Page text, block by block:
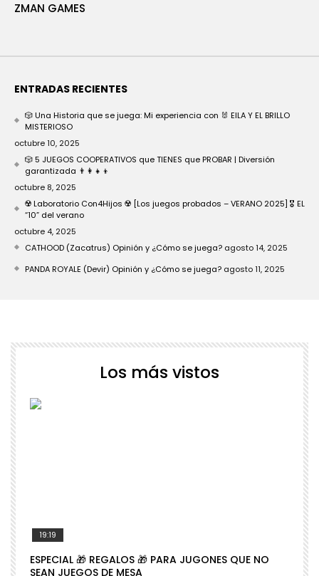
ZMAN GAMES
ENTRADAS RECIENTES
🎲 Una Historia que se juega: Mi experiencia con 🐰 EILA Y EL BRILLO
MISTERIOSO
octubre 10, 2025
🎲 5 JUEGOS COOPERATIVOS que TIENES que PROBAR | Diversión
garantizada 👨‍👩‍👧‍👦
octubre 8, 2025
☢️ Laboratorio Con4Hijos ☢️ [Los juegos probados – VERANO 2025] 🎖️ EL
“10” del verano
octubre 4, 2025
CATHOOD (Zacatrus) Opinión y ¿Cómo se juega? agosto 14, 2025
PANDA ROYALE (Devir) Opinión y ¿Cómo se juega? agosto 11, 2025
Los más vistos
19:19
ESPECIAL 🎁 REGALOS 🎁 PARA JUGONES QUE NO
SEAN JUEGOS DE MESA